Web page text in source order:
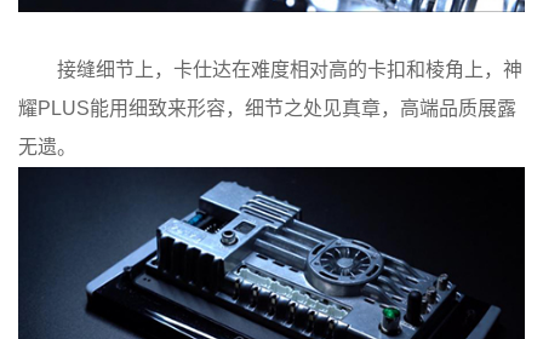
接缝细节上，卡仕达在难度相对高的卡扣和棱角上，神
耀PLUS能用细致来形容，细节之处见真章，高端品质展露
无遗。